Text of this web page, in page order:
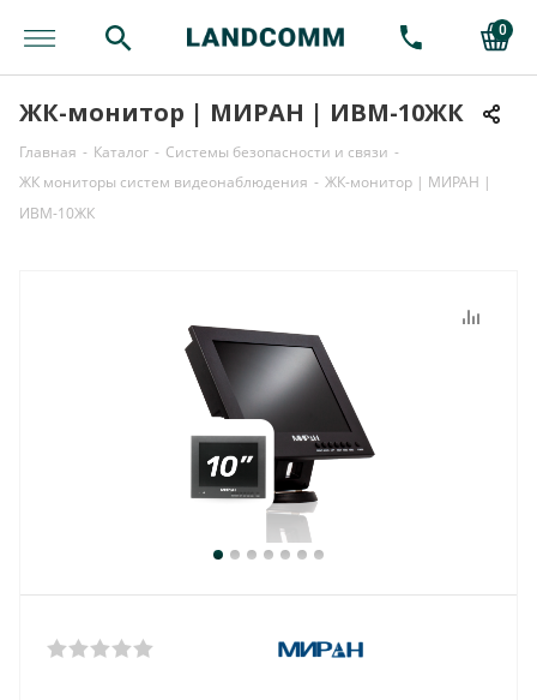
0
ЖК-монитор | МИРАН | ИВМ-10ЖК
Главная - Каталог - Системы безопасности и связи -
ЖК мониторы систем видеонаблюдения - ЖК-монитор | МИРАН |
ИВМ-10ЖК